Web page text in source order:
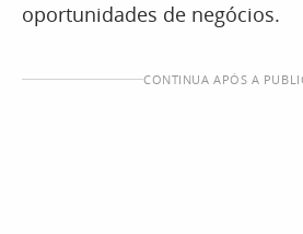
oportunidades de negócios.
CONTINUA APÓS A